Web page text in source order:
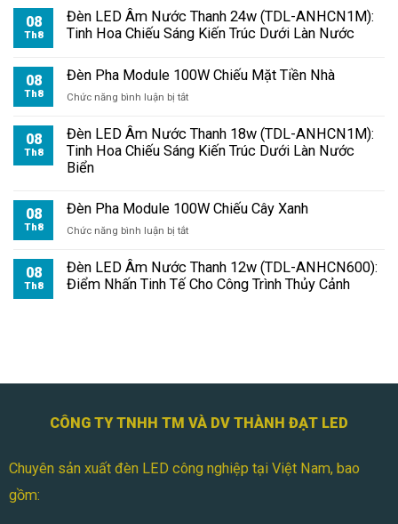
08
Th8
Đèn LED Âm Nước Thanh 24w (TDL-ANHCN1M):
Tinh Hoa Chiếu Sáng Kiến Trúc Dưới Làn Nước
08
Th8
Đèn Pha Module 100W Chiếu Mặt Tiền Nhà
Chức năng bình luận bị tắtở
Pha
Module
100W
Tiền
08
Th8
Đèn LED Âm Nước Thanh 18w (TDL-ANHCN1M):
Tinh Hoa Chiếu Sáng Kiến Trúc Dưới Làn Nước
Biển
08
Th8
Đèn Pha Module 100W Chiếu Cây Xanh
Chức năng bình luận bị tắtở
Pha
Module
08
Th8
Đèn LED Âm Nước Thanh 12w (TDL-ANHCN600):
Điểm Nhấn Tinh Tế Cho Công Trình Thủy Cảnh
CÔNG TY TNHH TM VÀ DV THÀNH ĐẠT LED
Chuyên sản xuất đèn LED công nghiệp tại Việt Nam, bao
gồm: